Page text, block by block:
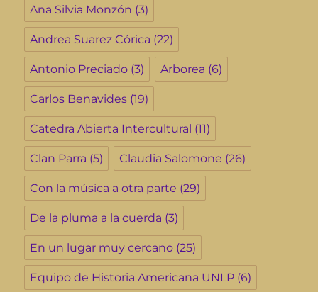
Ana Silvia Monzón (3)
Andrea Suarez Córica (22)
Antonio Preciado (3) Arborea (6)
Carlos Benavides (19)
Catedra Abierta Intercultural (11)
Clan Parra (5) Claudia Salomone (26)
Con la música a otra parte (29)
De la pluma a la cuerda (3)
En un lugar muy cercano (25)
Equipo de Historia Americana UNLP (6)